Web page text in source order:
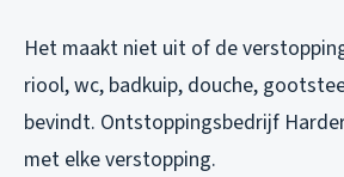
Het maakt niet uit of de
riool, wc, badkuip, douche,
bevindt. Ontstoppingsbedrijf
met elke verstopping.